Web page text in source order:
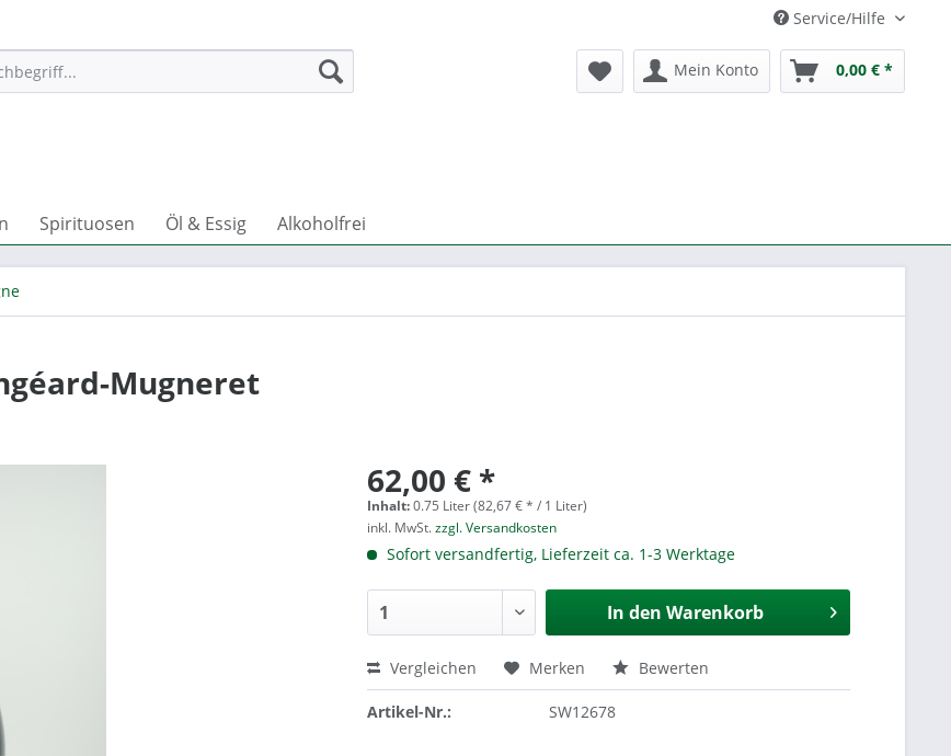
Service/Hilfe
Mein Konto 0,00 € *
Spirituosen Öl & Essig Alkoholfrei
Mugneret
62,00 € *
Inhalt:0.75 Liter (82,67 € * / 1 Liter)
inkl. MwSt.zzgl. Versandkosten
Sofort versandfertig, Lieferzeit ca. 1-3 Werktage
In den Warenkorb
Vergleichen Merken Bewerten
Artikel-Nr.: SW12678